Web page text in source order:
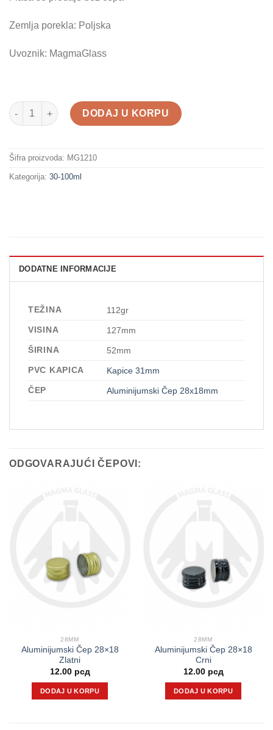
je
bila:
32.00 рсд.
Zemlja porekla: Poljska
Uvoznik: MagmaGlass
Pljoska F100ml količina
DODAJ U KORPU
Šifra proizvoda: MG1210
Kategorija: 30-100ml
DODATNE INFORMACIJE
TEŽINA
112gr
VISINA
127mm
ŠIRINA
52mm
PVC KAPICA
Kapice 31mm
ČEP
Aluminijumski Čep 28x18mm
ODGOVARAJUĆI ČEPOVI:
28MM
Aluminijumski Čep 28×18
Zlatni
12.00 рсд
DODAJ U KORPU
28MM
Aluminijumski Čep 28×18
Crni
12.00 рсд
DODAJ U KORPU